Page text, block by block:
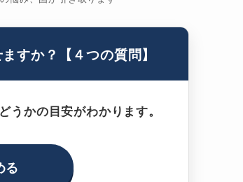
すか？【４つの質問】
うかの目安がわかります。
る